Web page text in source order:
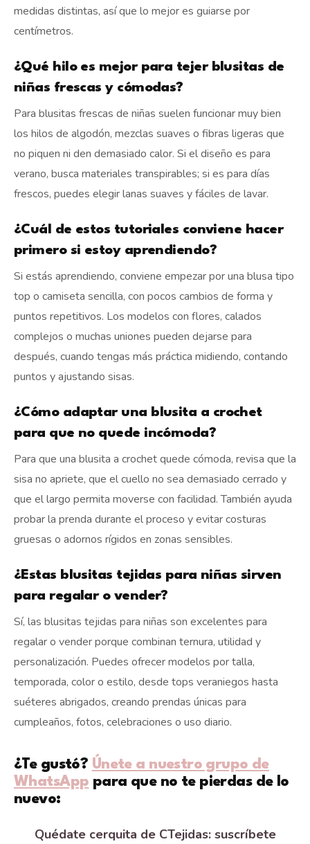
medidas distintas, así que lo mejor es guiarse por
centímetros.
¿Qué hilo es mejor para tejer blusitas de
niñas frescas y cómodas?
Para blusitas frescas de niñas suelen funcionar muy bien
los hilos de algodón, mezclas suaves o fibras ligeras que
no piquen ni den demasiado calor. Si el diseño es para
verano, busca materiales transpirables; si es para días
frescos, puedes elegir lanas suaves y fáciles de lavar.
¿Cuál de estos tutoriales conviene hacer
primero si estoy aprendiendo?
Si estás aprendiendo, conviene empezar por una blusa tipo
top o camiseta sencilla, con pocos cambios de forma y
puntos repetitivos. Los modelos con flores, calados
complejos o muchas uniones pueden dejarse para
después, cuando tengas más práctica midiendo, contando
puntos y ajustando sisas.
¿Cómo adaptar una blusita a crochet
para que no quede incómoda?
Para que una blusita a crochet quede cómoda, revisa que la
sisa no apriete, que el cuello no sea demasiado cerrado y
que el largo permita moverse con facilidad. También ayuda
probar la prenda durante el proceso y evitar costuras
gruesas o adornos rígidos en zonas sensibles.
¿Estas blusitas tejidas para niñas sirven
para regalar o vender?
Sí, las blusitas tejidas para niñas son excelentes para
regalar o vender porque combinan ternura, utilidad y
personalización. Puedes ofrecer modelos por talla,
temporada, color o estilo, desde tops veraniegos hasta
suéteres abrigados, creando prendas únicas para
cumpleaños, fotos, celebraciones o uso diario.
¿Te gustó? Únete a nuestro grupo de
WhatsApp para que no te pierdas de lo
nuevo:
Quédate cerquita de CTejidas: suscríbete